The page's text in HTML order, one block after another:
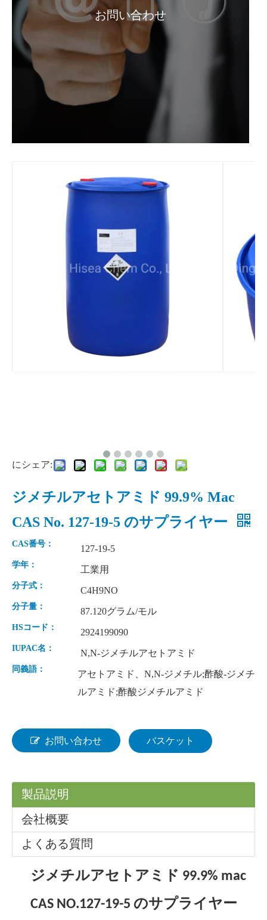
お問い合わせ
にシェア:
ジメチルアセトアミド 99.9% Mac
CAS No. 127-19-5 のサプライヤー
CAS番号： 127-19-5
学年： 工業用
分子式： C4H9NO
分子量： 87.120グラム/モル
HSコード： 2924199090
IUPAC名： N,N-ジメチルアセトアミド
同義語：
アセトアミド、N,N-ジメチル;酢酸-ジメチ
ルアミド;酢酸ジメチルアミド
お問い合わせ バスケット
製品説明
会社概要
よくある質問
ジメチルアセトアミド 99.9% mac
CAS NO.127-19-5 のサプライヤー